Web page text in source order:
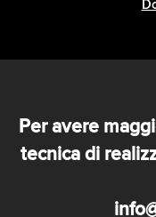
Per avere
tecnica di